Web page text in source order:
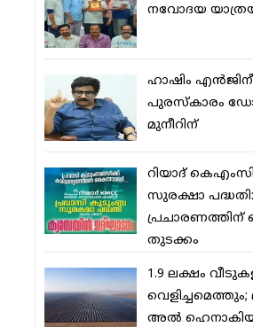
നവോദയ
ഹാഷിം
പുരസ്‌കാരം
മുനീറിന്
റിയാദ്
സുരക്ഷാ
പ്രചാരണത്തിന്
തുടക്കം
1.9 ലക്ഷം
വെളിച്ചമെത്തും;
അല്‍